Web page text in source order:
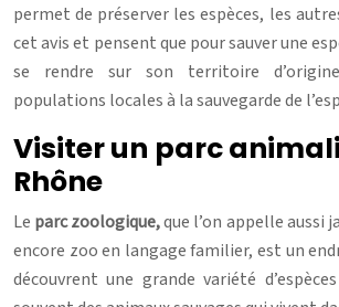
permet de préserver les espèces, les
cet avis et pensent que pour sauver une
se rendre sur son territoire
populations locales à la sauvegarde de
Visiter un parc
Rhône
Le parc zoologique,que l’on appelle aussi
encore zoo en langage familier, est un
découvrent une grande variété